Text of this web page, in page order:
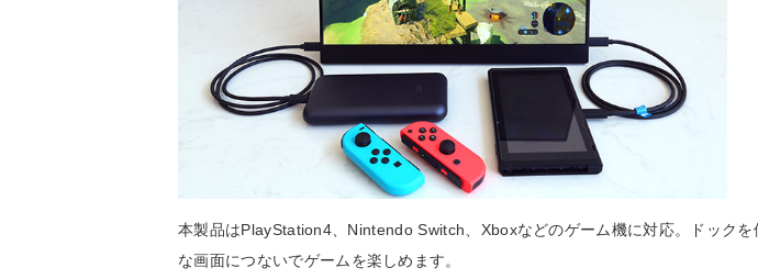
本製品はPlayStation4、Nintendo Switch、Xboxなどのゲーム機に対応。ドックを
な画面につないでゲームを楽しめます。